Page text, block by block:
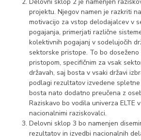
projektu. Njegov namen je razkriti
motivacijo za vstop delodajalcev v
pogajanja, primerjati različne
kolektivnih pogajanj v sodelujočih
sektorske pristope. To bo
pristopom, specifičnim za vsak
državah, saj bosta v vsaki državi
podlagi rezultatov izvedene
bosta nato dodatno preučena z
Raziskavo bo vodila univerza ELTE
nacionalnimi raziskovalci.
Delovni sklop 3 bo namenjen
rezultatov in izvedbi nacionalnih